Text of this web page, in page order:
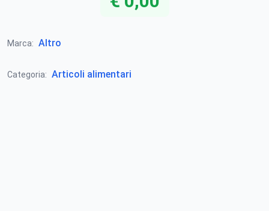
Marca: Altro
Categoria: Articoli alimentari